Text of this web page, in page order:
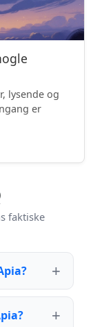
lysende og
er
faktiske